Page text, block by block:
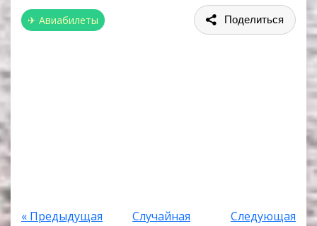
✈ Авиабилеты Поделиться
« Предыдущая
Случайная
Следующая